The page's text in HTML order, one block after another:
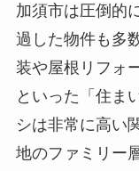
加須市は圧倒的
過した物件も多
装や屋根リフォ
といった「住ま
シは非常に高い
地のファミリー